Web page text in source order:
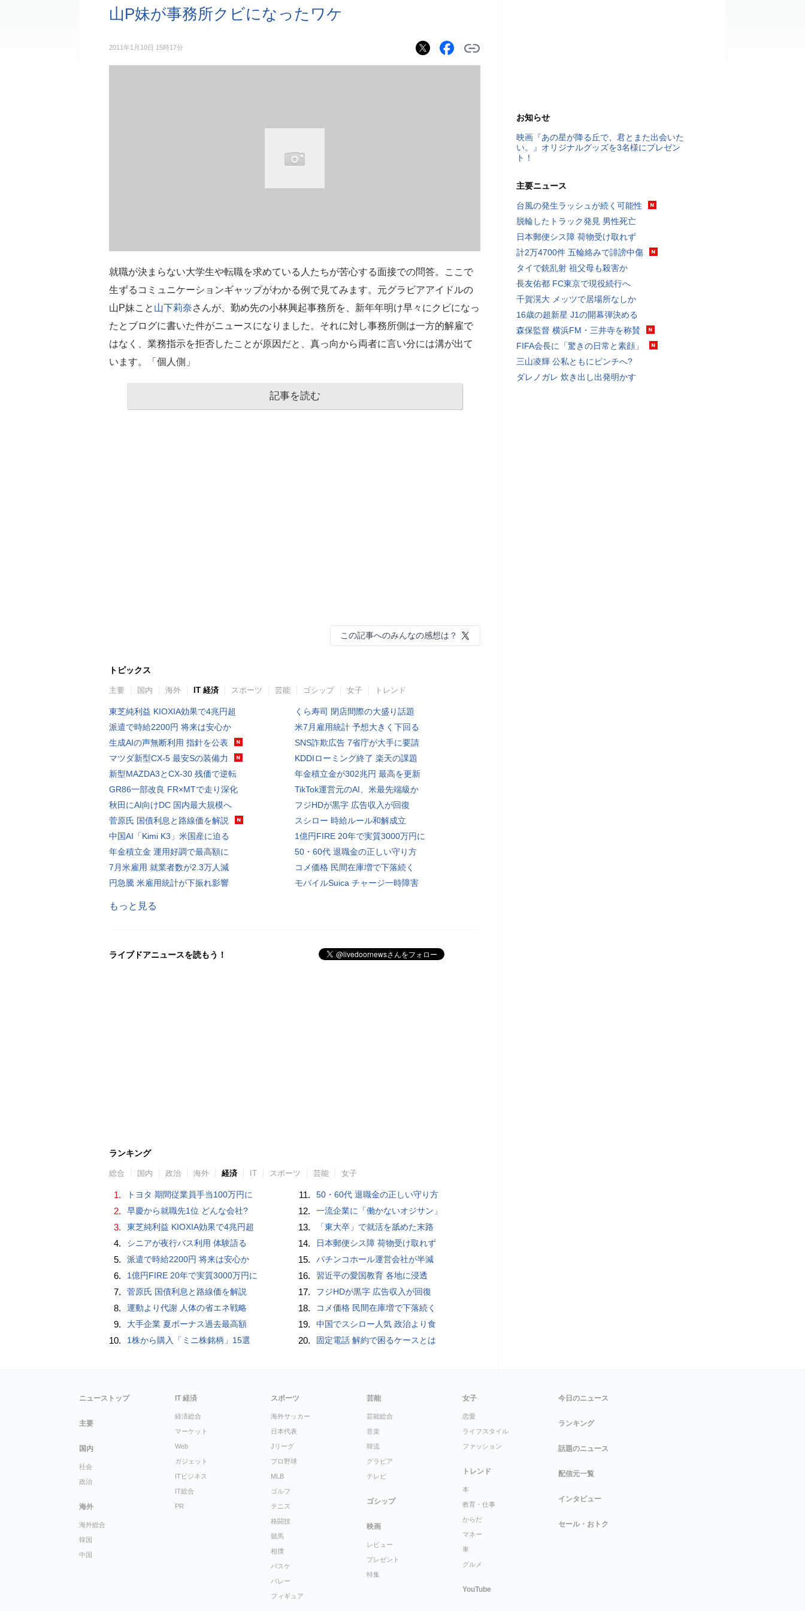
山P妹が事務所クビになったワケ
2011年1月10日 15時17分
就職が決まらない大学生や転職を求めている人たちが苦心する面接での問答。ここで
生ずるコミュニケーションギャップがわかる例で見てみます。元グラビアアイドルの
山P妹こと 山下莉奈さんが、勤め先の小林興起事務所を、新年年明け早々にクビになっ
たとブログに書いた件がニュースになりました。それに対し事務所側は一方的解雇で
はなく、業務指示を拒否したことが原因だと、真っ向から両者に言い分には溝が出て
います。「個人側」
記事を読む
この記事へのみんなの感想は？
トピックス
主要 国内 海外 IT 経済 スポーツ 芸能 ゴシップ 女子 トレンド
東芝純利益 KIOXIA効果で4兆円超
派遣で時給2200円 将来は安心か
生成AIの声無断利用 指針を公表
マツダ新型CX-5 最安Sの装備力
新型MAZDA3とCX-30 残価で逆転
GR86一部改良 FR×MTで走り深化
秋田にAI向けDC 国内最大規模へ
菅原氏 国債利息と路線価を解説
中国AI「Kimi K3」米国産に迫る
年金積立金 運用好調で最高額に
7月米雇用 就業者数が2.3万人減
円急騰 米雇用統計が下振れ影響
くら寿司 閉店間際の大盛り話題
米7月雇用統計 予想大きく下回る
SNS詐欺広告 7省庁が大手に要請
KDDIローミング終了 楽天の課題
年金積立金が302兆円 最高を更新
TikTok運営元のAI、米最先端級か
フジHDが黒字 広告収入が回復
スシロー 時給ルール和解成立
1億円FIRE 20年で実質3000万円に
50・60代 退職金の正しい守り方
コメ価格 民間在庫増で下落続く
モバイルSuica チャージ一時障害
もっと見る
ライブドアニュースを読もう！
ランキング
総合 国内 政治 海外 経済 IT スポーツ 芸能 女子
1. トヨタ 期間従業員手当100万円に
2. 早慶から就職先1位 どんな会社?
3. 東芝純利益 KIOXIA効果で4兆円超
4. シニアが夜行バス利用 体験語る
5. 派遣で時給2200円 将来は安心か
6. 1億円FIRE 20年で実質3000万円に
7. 菅原氏 国債利息と路線価を解説
8. 運動より代謝 人体の省エネ戦略
9. 大手企業 夏ボーナス過去最高額
10. 1株から購入「ミニ株銘柄」15選
11. 50・60代 退職金の正しい守り方
12. 一流企業に「働かないオジサン」
13. 「東大卒」で就活を舐めた末路
14. 日本郵便シス障 荷物受け取れず
15. パチンコホール運営会社が半減
16. 習近平の愛国教育 各地に浸透
17. フジHDが黒字 広告収入が回復
18. コメ価格 民間在庫増で下落続く
19. 中国でスシロー人気 政治より食
20. 固定電話 解約で困るケースとは
お知らせ
映画『あの星が降る丘で、君とまた出会いた
い。』オリジナルグッズを3名様にプレゼン
ト！
主要ニュース
台風の発生ラッシュが続く可能性
脱輪したトラック発見 男性死亡
日本郵便シス障 荷物受け取れず
計2万4700件 五輪絡みで誹謗中傷
タイで銃乱射 祖父母も殺害か
長友佑都 FC東京で現役続行へ
千賀滉大 メッツで居場所なしか
16歳の超新星 J1の開幕弾決める
森保監督 横浜FM・三井寺を称賛
FIFA会長に「驚きの日常と素顔」
三山凌輝 公私ともにピンチへ?
ダレノガレ 炊き出し出発明かす
ニューストップ
主要
国内
社会
政治
海外
海外総合
韓国
中国
IT 経済
経済総合
マーケット
Web
ガジェット
ITビジネス
IT総合
PR
スポーツ
海外サッカー
日本代表
Jリーグ
プロ野球
MLB
ゴルフ
テニス
格闘技
競馬
相撲
バスケ
バレー
フィギュア
芸能
芸能総合
音楽
韓流
グラビア
テレビ
ゴシップ
映画
レビュー
プレゼント
特集
女子
恋愛
ライフスタイル
ファッション
トレンド
本
教育・仕事
からだ
マネー
車
グルメ
YouTube
今日のニュース
ランキング
話題のニュース
配信元一覧
インタビュー
セール・おトク